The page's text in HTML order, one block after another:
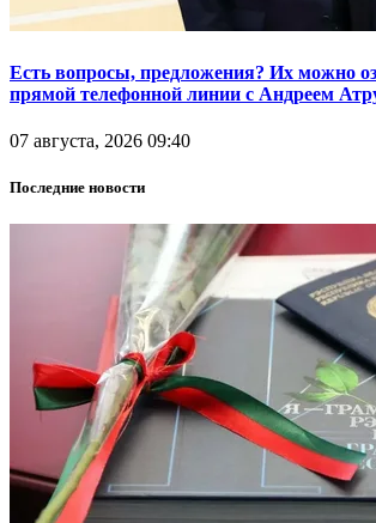
Есть вопросы, предложения? Их можно
прямой телефонной линии с Андреем
07 августа, 2026 09:40
Последние новости